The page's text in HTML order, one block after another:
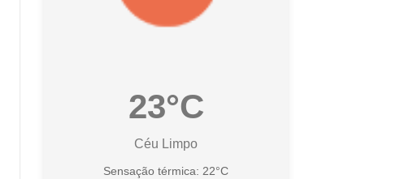
23°C
Céu Limpo
Sensação térmica: 22°C